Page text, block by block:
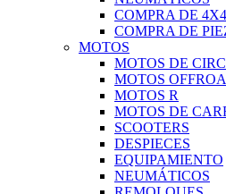
COMPRA DE 4X4
COMPRA DE
MOTOS
MOTOS DE
MOTOS
MOTOS R
MOTOS DE
SCOOTERS
DESPIECES
EQUIPAMIENTO
NEUMÁTICOS